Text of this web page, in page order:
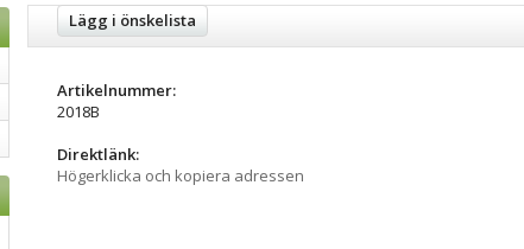
Lägg i önskelista
Artikelnummer:
2018B
Direktlänk:
Högerklicka och kopiera adressen